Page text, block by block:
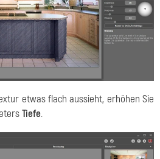
etwas flach aussieht, erhöhen Sie
Tiefe.